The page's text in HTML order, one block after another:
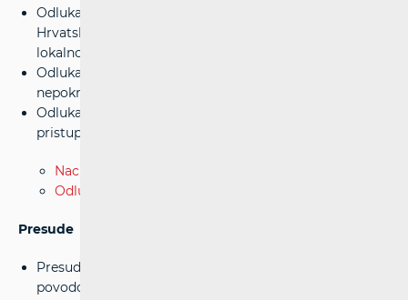
Odluka kojom se određuju izmjene Standardne ponude
Hrvatskog Telekoma d.d. za uslugu izdvojenog pristupa
lokalnoj petlji
Odluka o troškovima veleprodajnih usluga u javnoj
nepokretnoj komunikacijskoj mreži HT-a
Odluka o određivanju cijene usluge izdvojenog
pristupa lokalnoj petlji
Nacrt odluke - notificiran Europskoj komisiji
Odluka Europske komisije
Presude
Presuda Visokog upravnog suda RH br. Us-10902/2011-8
povodom tužbe Hrvatski Telekom d.d. protiv odluke